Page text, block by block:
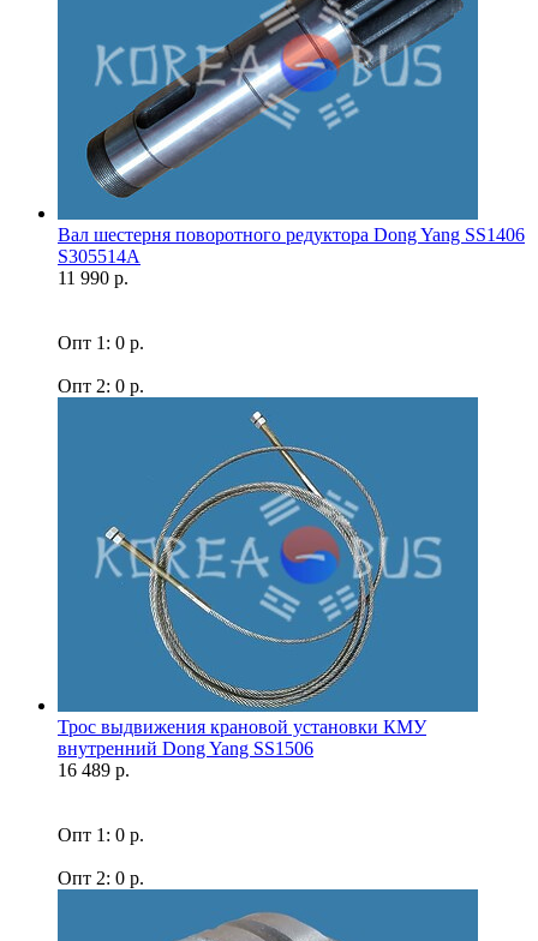
Вал шестерня поворотного редуктора Dong Yang SS1406
S305514A
11 990 р.
Опт 1: 0 р.
Опт 2: 0 р.
Трос выдвижения крановой установки КМУ
внутренний Dong Yang SS1506
16 489 р.
Опт 1: 0 р.
Опт 2: 0 р.